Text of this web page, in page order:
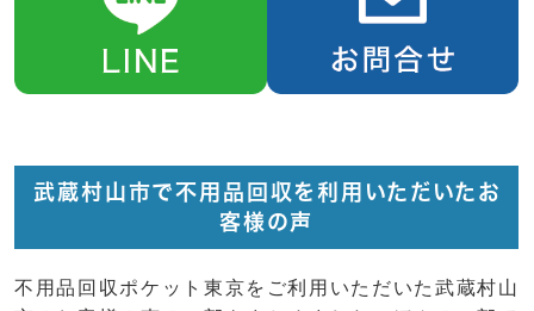
武蔵村山市で不用品回収を利用いただいたお
客様の声
不用品回収ポケット東京をご利用いただいた武蔵村山